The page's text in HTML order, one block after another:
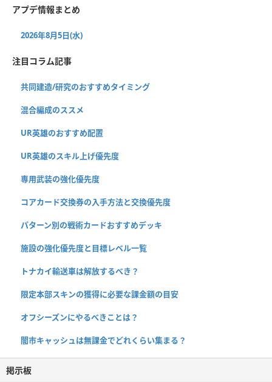
アプデ情報まとめ
2026年8月5日(水)
注目コラム記事
共同建造/研究のおすすめタイミング
混合編成のススメ
UR英雄のおすすめ配置
UR英雄のスキル上げ優先度
専用武装の強化優先度
コアカード交換券の入手方法と交換優先度
パターン別の戦術カードおすすめデッキ
施設の強化優先度と目標レベル一覧
トナカイ輸送車は解放するべき？
限定本部スキンの獲得に必要な課金額の目安
オフシーズンにやるべきことは？
闇市キャッシュは無課金でどれくらい集まる？
掲示板